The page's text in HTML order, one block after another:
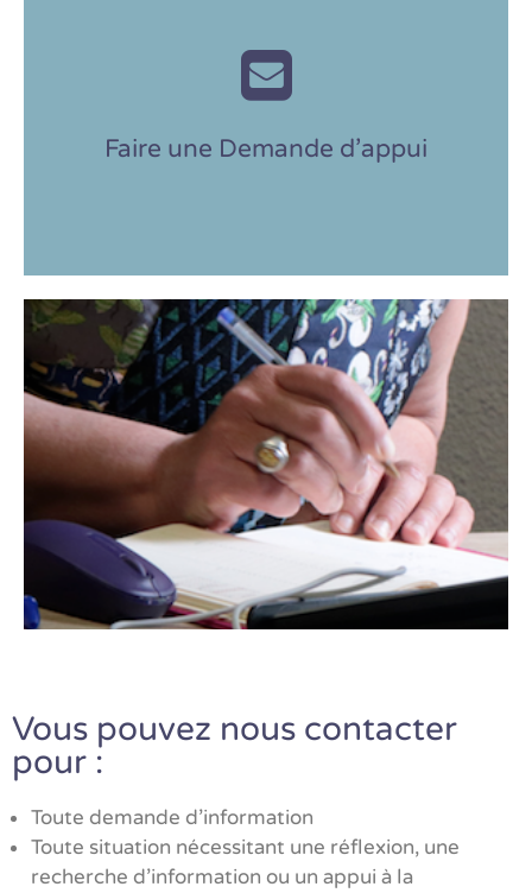
Faire une Demande d'appui
00
Vous pouvez nous contacter
pour :
Toute demande d’information
Toute situation nécessitant une réflexion, une
recherche d’information ou un appui à la